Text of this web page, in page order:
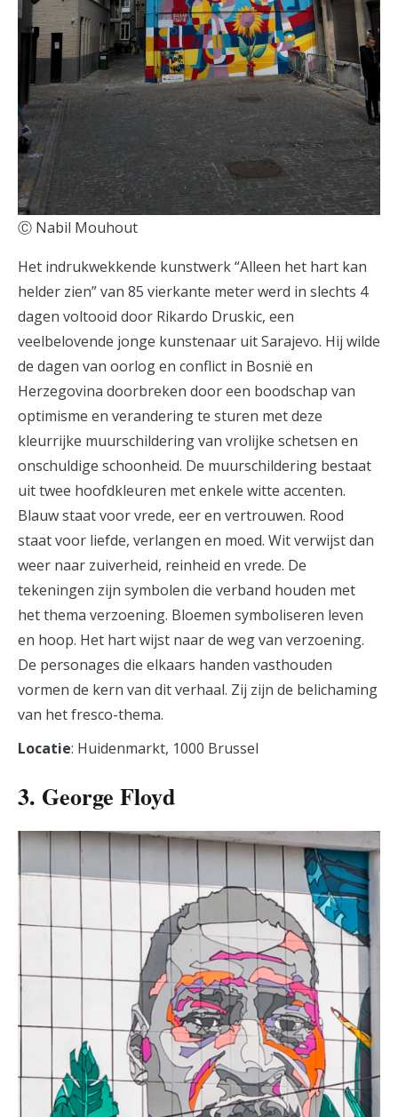
Ⓒ Nabil Mouhout
Het indrukwekkende kunstwerk “Alleen het hart kan
helder zien” van 85 vierkante meter werd in slechts 4
dagen voltooid door Rikardo Druskic, een
veelbelovende jonge kunstenaar uit Sarajevo. Hij wilde
de dagen van oorlog en conflict in Bosnië en
Herzegovina doorbreken door een boodschap van
optimisme en verandering te sturen met deze
kleurrijke muurschildering van vrolijke schetsen en
onschuldige schoonheid. De muurschildering bestaat
uit twee hoofdkleuren met enkele witte accenten.
Blauw staat voor vrede, eer en vertrouwen. Rood
staat voor liefde, verlangen en moed. Wit verwijst dan
weer naar zuiverheid, reinheid en vrede. De
tekeningen zijn symbolen die verband houden met
het thema verzoening. Bloemen symboliseren leven
en hoop. Het hart wijst naar de weg van verzoening.
De personages die elkaars handen vasthouden
vormen de kern van dit verhaal. Zij zijn de belichaming
van het fresco-thema.
Locatie: Huidenmarkt, 1000 Brussel
3. George Floyd